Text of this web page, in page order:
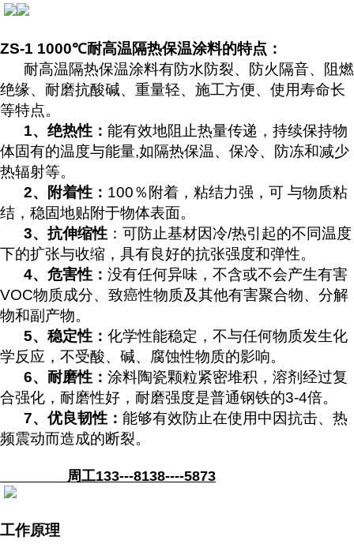
ZS-1 1000℃耐高温隔热保温涂料的特点：
耐高温隔热保温涂料有防水防裂、防火隔音、阻燃
绝缘、耐磨抗酸碱、重量轻、施工方便、使用寿命长
等特点。
1、绝热性： 能有效地阻止热量传递，持续保持物
体固有的温度与能量,如隔热保温、保冷、防冻和减少
热辐射等。
2、附着性： 100％附着，粘结力强，可 与物质粘
结，稳固地贴附于物体表面。
3、抗伸缩性 ：可防止基材因冷/热引起的不同温度
下的扩张与收缩，具有良好的抗张强度和弹性。
4、危害性： 没有任何异味，不含或不会产生有害
VOC物质成分、致癌性物质及其他有害聚合物、分解
物和副产物。
5、稳定性： 化学性能稳定，不与任何物质发生化
学反应，不受酸、碱、腐蚀性物质的影响。
6、 耐磨性： 涂料陶瓷颗粒紧密堆积，溶剂经过复
合强化，耐磨性好，耐磨强度是普通钢铁的3-4倍。
7、 优良韧性： 能够有效防止在使用中因抗击、热
频震动而造成的断裂。
周工133---8138----5873
工作原理